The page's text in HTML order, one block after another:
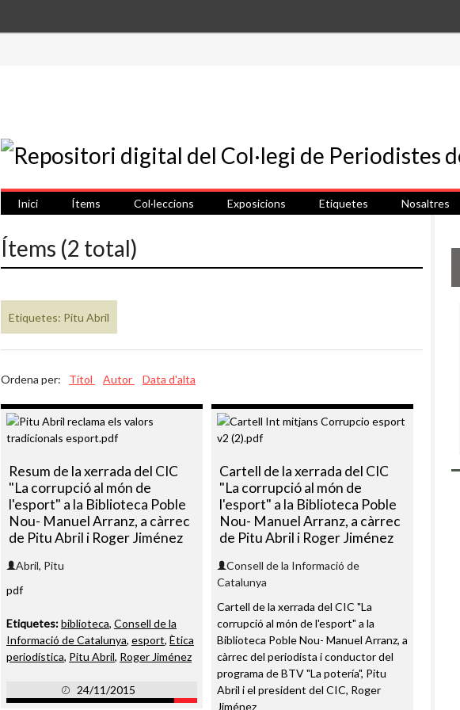
Inici Ítems Col·leccions Exposicions Etiquetes Nosaltres
Ítems (2 total)
Etiquetes: Pitu Abril
Ordena per: Títol Autor Data d'alta
Resum de la xerrada del CIC
"La corrupció al món de
l'esport" a la Biblioteca Poble
Nou- Manuel Arranz, a càrrec
de Pitu Abril i Roger Jiménez
Abril, Pitu
pdf
Etiquetes:biblioteca, Consell de la
Informació de Catalunya, esport, Ètica
periodística, Pitu Abril, Roger Jiménez
24/11/2015
Cartell de la xerrada del CIC
"La corrupció al món de
l'esport" a la Biblioteca Poble
Nou- Manuel Arranz, a càrrec
de Pitu Abril i Roger Jiménez
Consell de la Informació de
Catalunya
Cartell de la xerrada del CIC "La
corrupció al món de l'esport" a la
Biblioteca Poble Nou- Manuel Arranz, a
càrrec del periodista i conductor del
programa de BTV "La potería", Pitu
Abril i el president del CIC, Roger
Jiménez